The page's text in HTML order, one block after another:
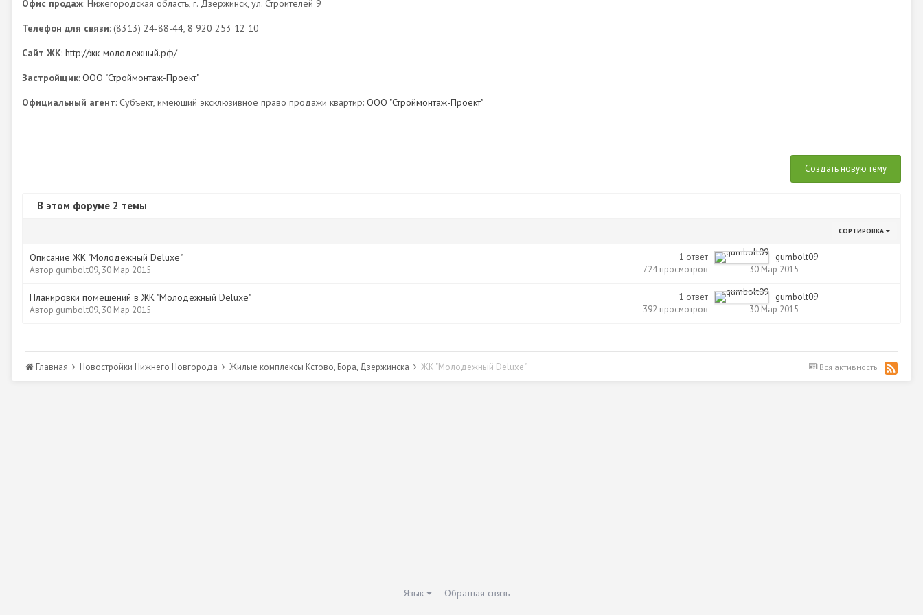
Офис продаж: Нижегородская область, г. Дзержинск, ул. Строителей 9
Телефон для связи: (8313) 24-88-44, 8 920 253 12 10
Сайт ЖК: http://жк-молодежный.рф/
Застройщик: ООО "Строймонтаж-Проект"
Официальный агент: Субъект, имеющий эксклюзивное право продажи квартир: ООО "Строймонтаж-Проект"
Создать новую тему
В этом форуме 2 темы
СОРТИРОВКА
Описание ЖК "Молодежный Deluxe"
Автор gumbolt09, 30 Мар 2015
1 ответ
724 просмотров
gumbolt09
30 Мар 2015
Планировки помещений в ЖК "Молодежный Deluxe"
Автор gumbolt09, 30 Мар 2015
1 ответ
392 просмотров
gumbolt09
30 Мар 2015
Вся активность
Главная Новостройки Нижнего Новгорода Жилые комплексы Кстово, Бора, Дзержинска ЖК "Молодежный Deluxe"
Язык Обратная связь